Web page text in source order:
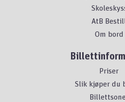
AtB
Om bord
Priser
Slik kjøper du